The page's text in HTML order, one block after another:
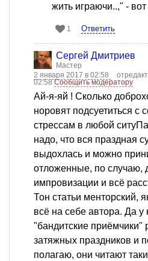
жить играючи..," -
1 Ответить
Сергей Дмитриев
Мастер
2 января 2017 в 02:58
02:58Сообщить модератору
Ай-я-яй ! Сколько
норовят подсуетиться с
стрессам в любой
надо, что вся праздная
выдохлась и можно
отложенные, по случаю,
импровизации и всё
Тон статьи менторский,
всё на себе автора. Да у
"бандитские приёмчики"
затяжных праздников и
полагаю, они читают